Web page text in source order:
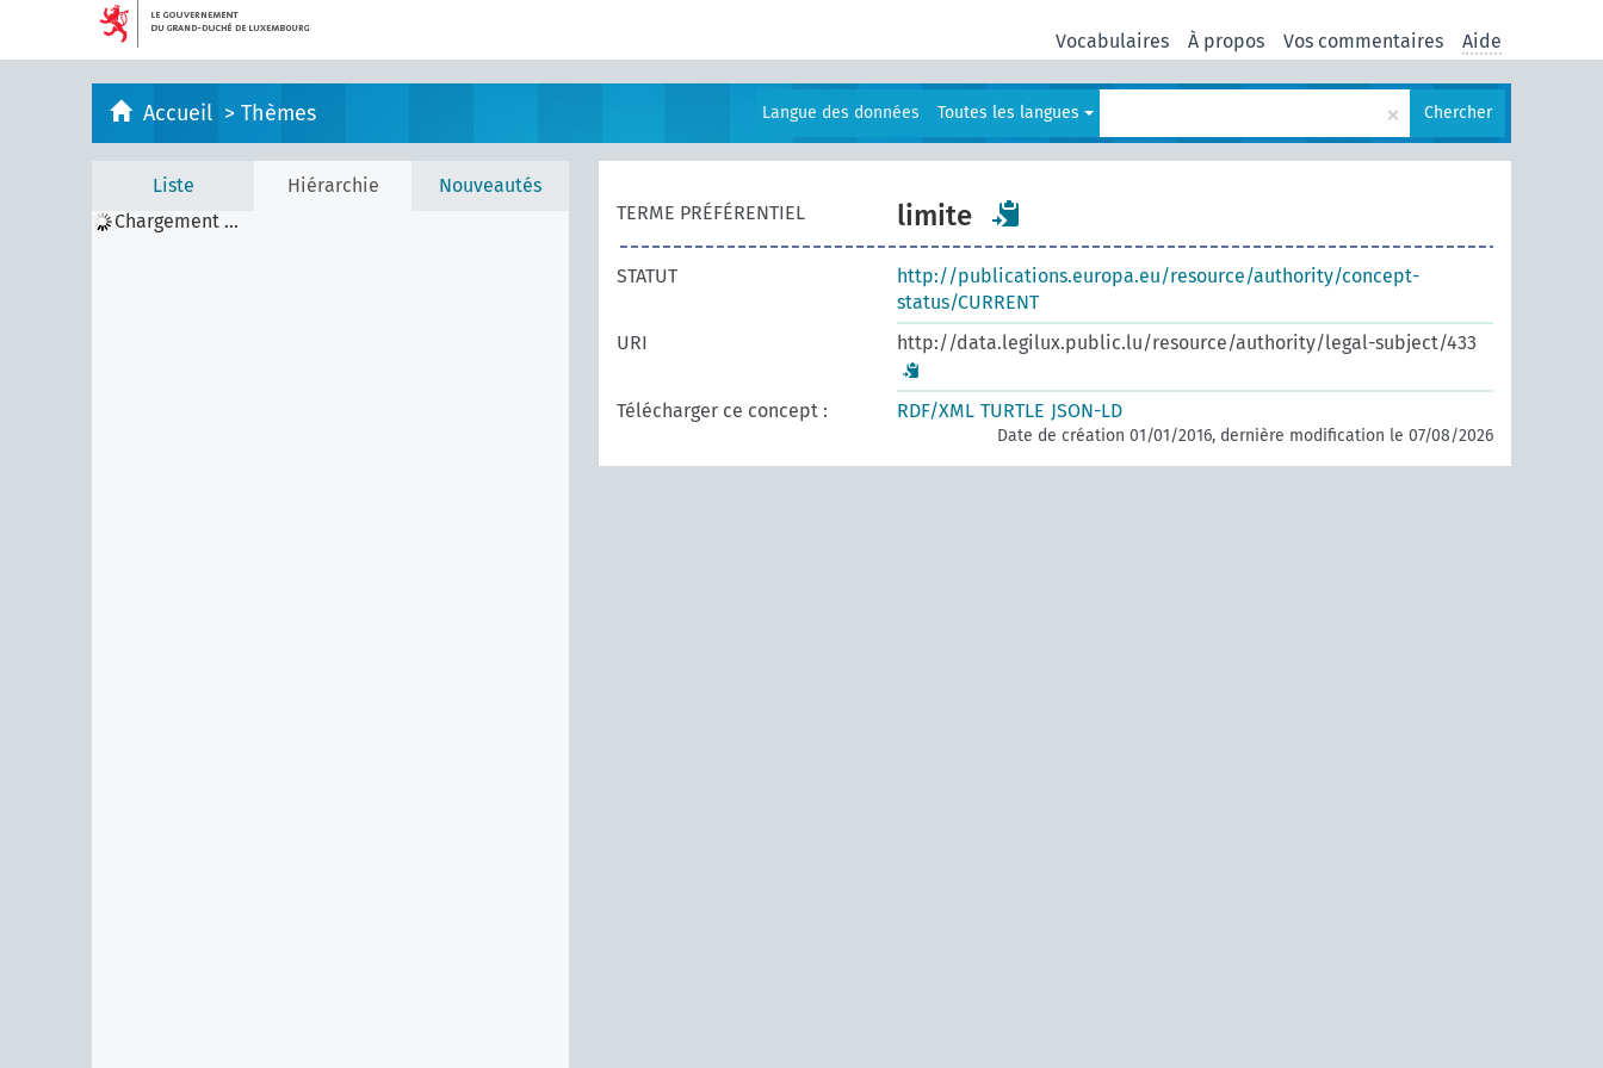
Vocabulaires À propos Vos commentaires Aide
Accueil > Thèmes Langue des données Toutes les langues × Chercher
Liste Hiérarchie
Nouveautés
Chargement ...
TERME PRÉFÉRENTIEL limite
STATUT
http://publications.europa.eu/resource/authority/concept-
status/CURRENT
URI
http://data.legilux.public.lu/resource/authority/legal-subject/433
Télécharger ce concept : RDF/XML TURTLE JSON-LD
Date de création 01/01/2016, dernière modification le 07/08/2026